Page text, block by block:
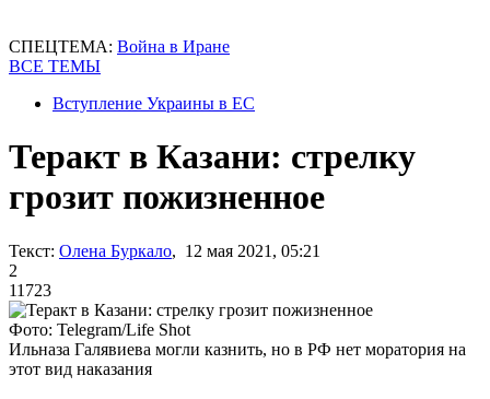
СПЕЦТЕМА: Война в Иране
ВСЕ ТЕМЫ
Вступление Украины в ЕС
Теракт в Казани: стрелку
грозит пожизненное
Текст: Олена Буркало, 12 мая 2021, 05:21
2
11723
Фото: Telegram/Life Shot
Ильназа Галявиева могли казнить, но в РФ нет моратория на
этот вид наказания